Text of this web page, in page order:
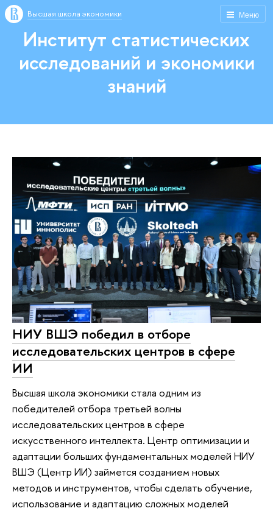
Меню
Высшая школа экономики
Институт статистических
исследований и экономики
знаний
НИУ ВШЭ победил в отборе
исследовательских центров в сфере
ИИ
Высшая школа экономики стала одним из
победителей отбора третьей волны
исследовательских центров в сфере
искусственного интеллекта. Центр оптимизации и
адаптации больших фундаментальных моделей НИУ
ВШЭ (Центр ИИ) займется созданием новых
методов и инструментов, чтобы сделать обучение,
использование и адаптацию сложных моделей